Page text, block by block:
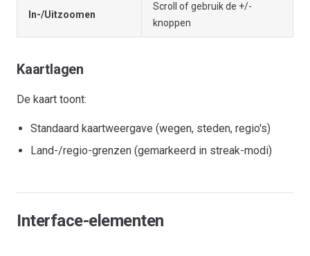
In-/Uitzoomen
Scroll of gebruik de +/-
knoppen
Kaartlagen
De kaart toont:
Standaard kaartweergave (wegen, steden, regio's)
Land-/regio-grenzen (gemarkeerd in streak-modi)
Interface-elementen